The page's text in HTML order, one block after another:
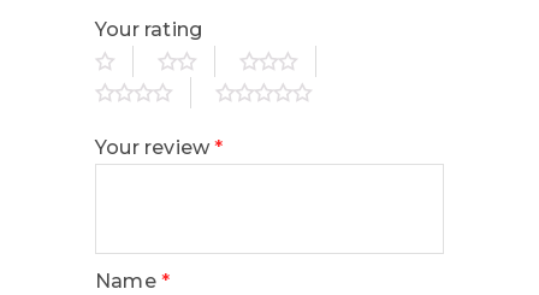
Your rating
Your review*
Name *